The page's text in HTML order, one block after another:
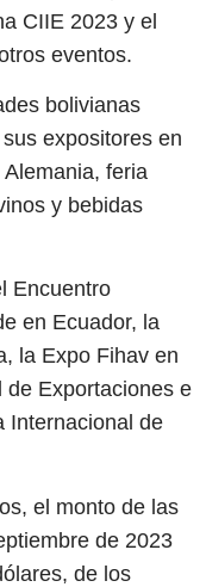
CIIE 2023 y el
eventos.
bolivianas
expositores en
feria
y bebidas
Encuentro
en Ecuador, la
la Expo Fihav en
de Exportaciones e
Internacional de
el monto de las
de 2023
de los